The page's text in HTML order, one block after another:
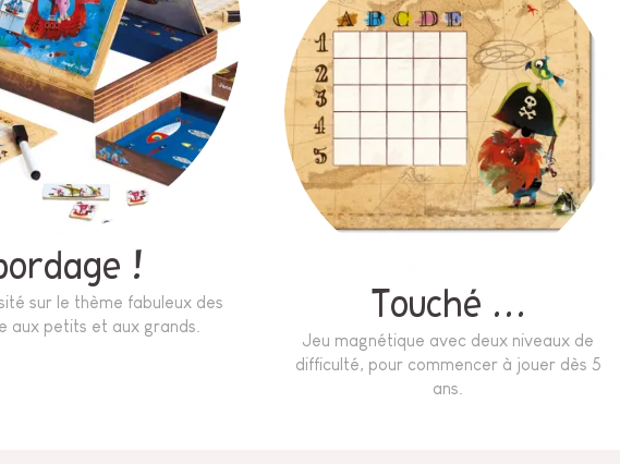
!
sur le thème fabuleux des
aux petits et aux grands.
Touché …
Jeu magnétique avec deux niveaux de
difficulté, pour commencer à jouer dès 5
ans.